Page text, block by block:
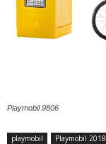
Playmobil 9806
playmobil Playmobil 2018